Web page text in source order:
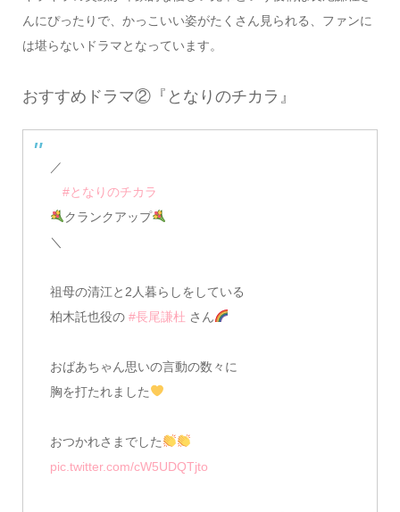
んにぴったりで、かっこいい姿がたくさん見られる、ファンに
は堪らないドラマとなっています。
おすすめドラマ②『となりのチカラ』
／
#となりのチカラ
クランクアップ
＼
祖母の清江と2人暮らしをしている
柏木託也役の #長尾謙杜 さん
おばあちゃん思いの言動の数々に
胸を打たれました
おつかれさまでした
pic.twitter.com/cW5UDQTjto